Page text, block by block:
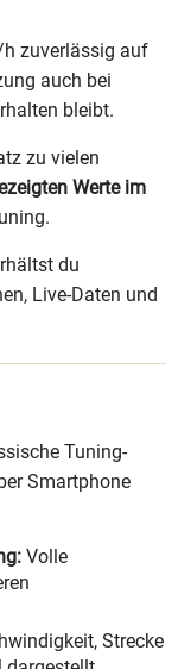
zuverlässig auf
auch bei
bleibt.
zu vielen
Werte im
du
Live-Daten und
Tuning-
Smartphone
Volle
Strecke